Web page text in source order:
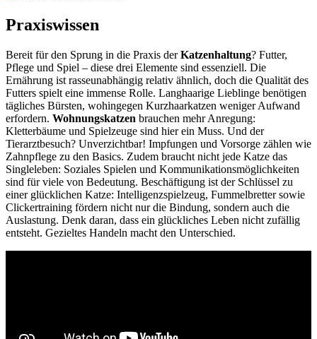
Praxiswissen
Bereit für den Sprung in die Praxis derKatzenhaltung? Futter,
Pflege und Spiel – diese drei Elemente sind essenziell. Die
Ernährung ist rasseunabhängig relativ ähnlich, doch die Qualität des
Futters spielt eine immense Rolle. Langhaarige Lieblinge benötigen
tägliches Bürsten, wohingegen Kurzhaarkatzen weniger Aufwand
erfordern. Wohnungskatzen brauchen mehr Anregung:
Kletterbäume und Spielzeuge sind hier ein Muss. Und der
Tierarztbesuch? Unverzichtbar! Impfungen und Vorsorge zählen wie
Zahnpflege zu den Basics. Zudem braucht nicht jede Katze das
Singleleben: Soziales Spielen und Kommunikationsmöglichkeiten
sind für viele von Bedeutung. Beschäftigung ist der Schlüssel zu
einer glücklichen Katze: Intelligenzspielzeug, Fummelbretter sowie
Clickertraining fördern nicht nur die Bindung, sondern auch die
Auslastung. Denk daran, dass ein glückliches Leben nicht zufällig
entsteht. Gezieltes Handeln macht den Unterschied.